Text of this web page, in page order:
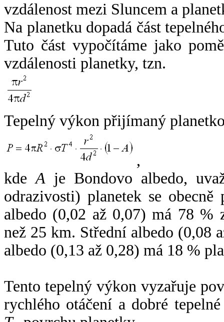
vzdálenost mezi Sluncem a
Na planetku dopadá část
Tuto část vypočítáme jako
vzdálenosti planetky, tzn.
Tepelný výkon přijímaný
,
kdeA je Bondovo albedo,
odrazivosti) planetek se
albedo (0,02 až 0,07) má 78 %
než 25 km. Střední albedo (0,08
albedo (0,13 až 0,28) má 18 %
Tento tepelný výkon vyzařuje
rychlého otáčení a dobré